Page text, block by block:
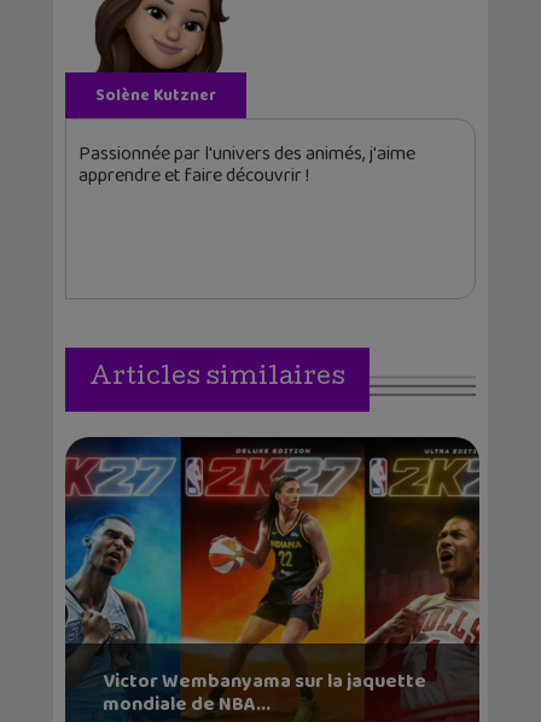
Solène Kutzner
Passionnée par l'univers des animés, j'aime
apprendre et faire découvrir !
Articles similaires
Victor Wembanyama sur la jaquette
mondiale de NBA...